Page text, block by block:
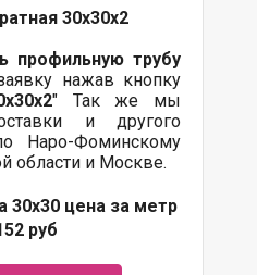
30х30х2
профильную трубу
нажав кнопку
" Так же мы
и другого
Наро-Фоминскому
области и Москве.
30х30 цена за метр
руб